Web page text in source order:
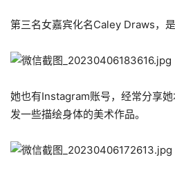
第三名女嘉宾化名Caley Draws，
她也有Instagram账号，经常分享
发一些描绘身体的美术作品。